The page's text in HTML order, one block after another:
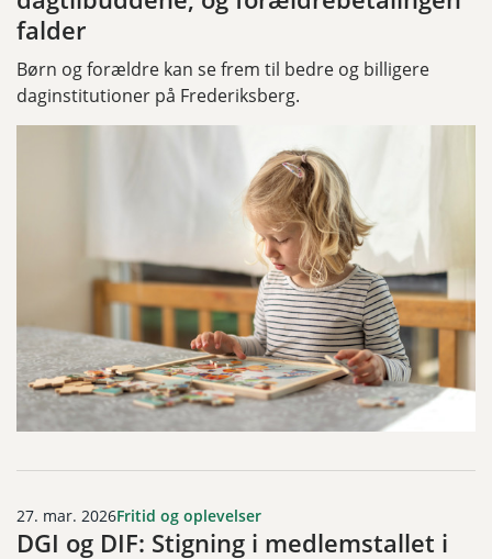
falder
Børn og forældre kan se frem til bedre og billigere
daginstitutioner på Frederiksberg.
27. mar. 2026Fritid og oplevelser
DGI og DIF: Stigning i medlemstallet i